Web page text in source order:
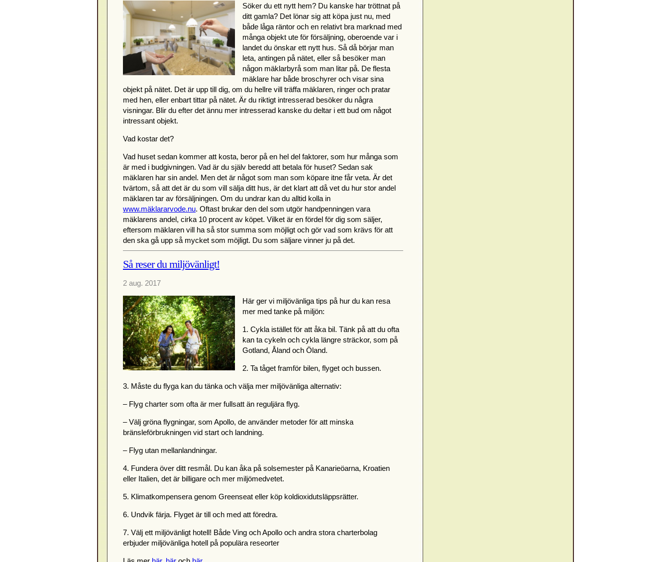
Söker du ett nytt hem? Du kanske har tröttnat på
ditt gamla? Det lönar sig att köpa just nu, med
både låga räntor och en relativt bra marknad med
många objekt ute för försäljning, oberoende var i
landet du önskar ett nytt hus. Så då börjar man
leta, antingen på nätet, eller så besöker man
någon mäklarbyrå som man litar på. De flesta
mäklare har både broschyrer och visar sina
objekt på nätet. Det är upp till dig, om du hellre vill träffa mäklaren, ringer och pratar
med hen, eller enbart tittar på nätet. Är du riktigt intresserad besöker du några
visningar. Blir du efter det ännu mer intresserad kanske du deltar i ett bud om något
intressant objekt.
Vad kostar det?
Vad huset sedan kommer att kosta, beror på en hel del faktorer, som hur många som
är med i budgivningen. Vad är du själv beredd att betala för huset? Sedan sak
mäklaren har sin andel. Men det är något som man som köpare itne får veta. Är det
tvärtom, så att det är du som vill sälja ditt hus, är det klart att då vet du hur stor andel
mäklaren tar av försäljningen. Om du undrar kan du alltid kolla in
www.mäklararvode.nu. Oftast brukar den del som utgör handpenningen vara
mäklarens andel, cirka 10 procent av köpet. Vilket är en fördel för dig som säljer,
eftersom mäklaren vill ha så stor summa som möjligt och gör vad som krävs för att
den ska gå upp så mycket som möjligt. Du som säljare vinner ju på det.
Så reser du miljövänligt!
2 aug. 2017
Här ger vi miljövänliga tips på hur du kan resa
mer med tanke på miljön:
1. Cykla istället för att åka bil. Tänk på att du ofta
kan ta cykeln och cykla längre sträckor, som på
Gotland, Åland och Öland.
2. Ta tåget framför bilen, flyget och bussen.
3. Måste du flyga kan du tänka och välja mer miljövänliga alternativ:
– Flyg charter som ofta är mer fullsatt än reguljära flyg.
– Välj gröna flygningar, som Apollo, de använder metoder för att minska
bränsleförbrukningen vid start och landning.
– Flyg utan mellanlandningar.
4. Fundera över ditt resmål. Du kan åka på solsemester på Kanarieöarna, Kroatien
eller Italien, det är billigare och mer miljömedvetet.
5. Klimatkompensera genom Greenseat eller köp koldioxidutsläppsrätter.
6. Undvik färja. Flyget är till och med att föredra.
7. Välj ett miljövänligt hotell! Både Ving och Apollo och andra stora charterbolag
erbjuder miljövänliga hotell på populära reseorter